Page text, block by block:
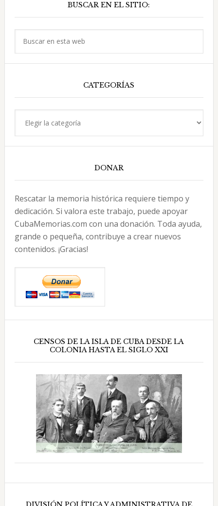
principal
BUSCAR EN EL SITIO:
CATEGORÍAS
DONAR
Rescatar la memoria histórica requiere tiempo y
dedicación. Si valora este trabajo, puede apoyar
CubaMemorias.com con una donación. Toda ayuda,
grande o pequeña, contribuye a crear nuevos
contenidos. ¡Gracias!
CENSOS DE LA ISLA DE CUBA DESDE LA
COLONIA HASTA EL SIGLO XXI